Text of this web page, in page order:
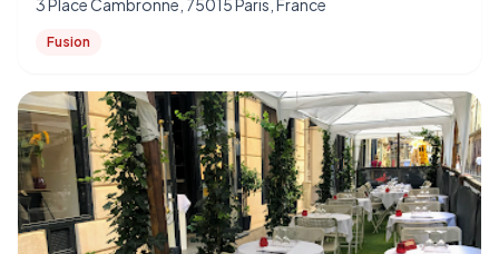
3 Place Cambronne, 75015 Paris, France
Fusion